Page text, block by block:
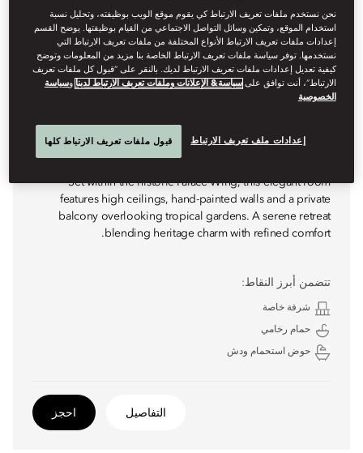
PALACE GARDEN VIEW ROOM
Set within the historic Palace Wing, this elegant room
features high ceilings, hand-painted walls and a private
balcony overlooking tropical gardens. A serene retreat
blending heritage charm with refined comfort.
تتضمن أبرز النقاط:
شرفة خاصة
حمام رخامي
حوض استحمام ودش
التفاصيل احجز
نحن نستخدم ملفات تعريف الارتباط كي يقوم موقع الويب بوظيفته، وتحليل نسبة
استخدام الموقع، وتمكين وسائل التواصل الاجتماعي من القيام بوظيفتها. يوضح القسم
إعدادات ملفات تعريف الارتباط الأنواع المختلفة من ملفات تعريف الارتباط التي
نستخدمها. توفر سياسة ملفات تعريف الارتباط الخاصة بنا مزيد من المعلومات وتوضح
كيفية تعديل إعدادات ملفات تعريف الارتباط لديك. بالنقر على “قبول كل ملفات تعريف
الارتباط”، أنت توافق علىسياسة& الإعلانات وملفات تعريف الارتباط لدينا وسياسة
الخصوصية
إعدادات ملف تعريف الارتباط قبول ملفات تعريف الارتباط كلها